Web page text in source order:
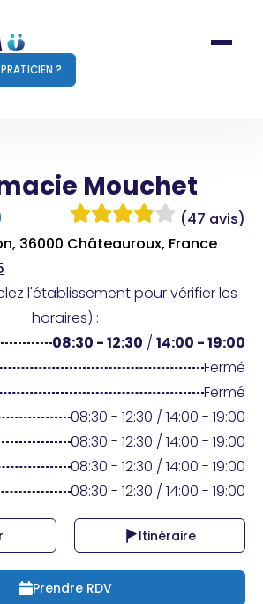
marche ?
Connexion
Praticien ?
PRATICIEN ?
Mouchet
(47 avis)
36000 Châteauroux, France
l'établissement pour vérifier les
horaires) :
08:30 - 12:30 / 14:00 - 19:00
Fermé
Fermé
08:30 - 12:30 / 14:00 - 19:00
08:30 - 12:30 / 14:00 - 19:00
08:30 - 12:30 / 14:00 - 19:00
08:30 - 12:30 / 14:00 - 19:00
Itinéraire
Prendre RDV